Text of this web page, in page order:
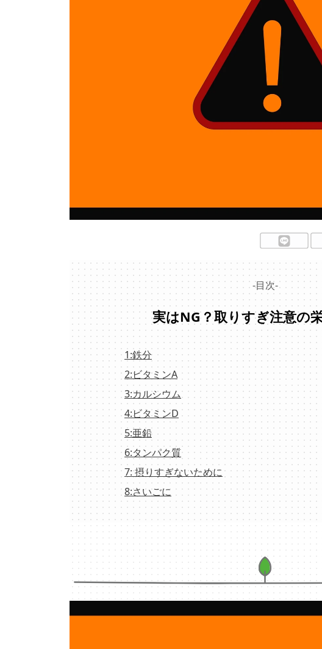
-目次-
実はNG？取りすぎ注意の
1:鉄分
2:ビタミンA
3:カルシウム
4:ビタミンD
5:亜鉛
6:タンパク質
7: 摂りすぎないために
8:さいごに